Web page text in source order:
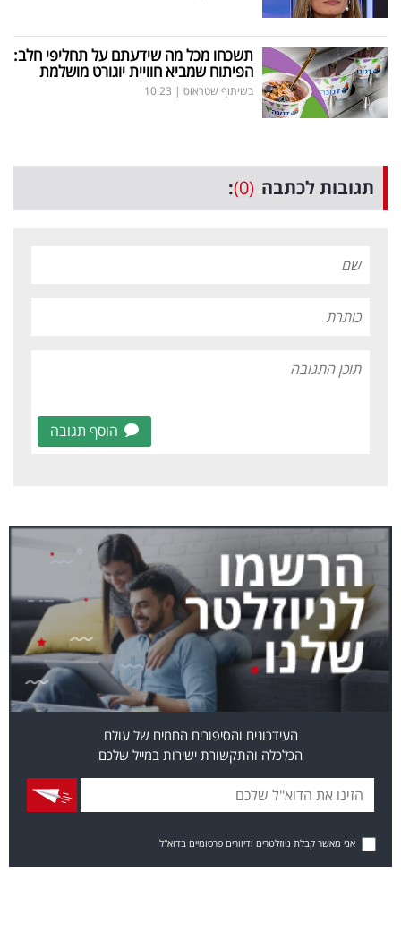
תשכחו מכל מה שידעתם על תחליפי חלב:
הפיתוח שמביא חוויית יוגורט מושלמת
בשיתוף שטראוס |
10:23
תגובות לכתבה (0)
:
הוסף תגובה
העידכונים והסיפורים החמים של עולם
הכלכלה והתקשורת ישירות במייל שלכם
אני מאשר קבלת ניוזלטרים ודיוורים פרסומיים בדוא"ל